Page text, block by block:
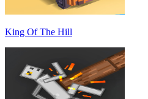
King Of The Hill